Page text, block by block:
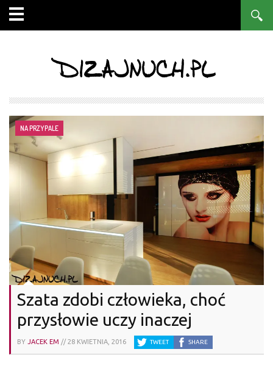
DIZAJNUCH.PL
NA PRZYPALE
Szata zdobi człowieka, choć
przysłowie uczy inaczej
BY JACEK EM //28 KWIETNIA, 2016 TWEET SHARE